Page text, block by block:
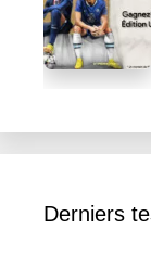
Derniers